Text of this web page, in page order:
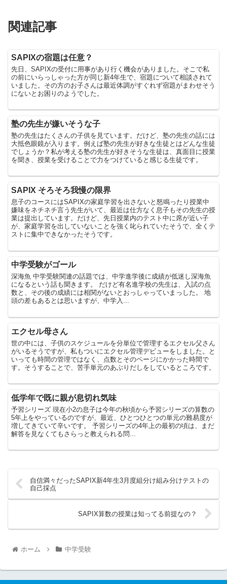
関連記事
SAPIXの宿題は任意？
先日、SAPIXの受付に用事があり行く機会がありました。そこで私
の前にいらっしゃった方が同じ新4年生で、宿題について相談されて
いました。その方のお子さんは最近体調がすぐれず宿題がまわせそう
にないとお困りのようでした。
塾の先生が嫌いそうな子
塾の先生はたくさんの子供を見ています。だけど、塾の先生の話には
大抵色眼鏡が入ります。例えば塾の先生が好きな生徒とはどんな生徒
でしょうか？私が考える塾の先生が好きそうな生徒は、真面目に授業
を聞き、授業を受けることで力をつけていると感じる生徒です。
SAPIX そろそろ我慢の限界
息子のコースにはSAPIXの家庭学習を出さないと怒鳴ったり授業中
嫌味をネチネチ言う先生がいて、最近は仕方なく息子もその先生の授
業は提出しています。だけど、先日授業内のテスト中に席が近い子
が、家庭学習を出していないことを強く叱られていたそうで、全くテ
ストに集中できなかったそうです。
中学受験がゴール
深海魚 中学受験関連の話題では、中学進学後に成績が低迷し深海魚
になるという話も聞きます。 だけど有名進学校の先生は、入試の点
数と、その後の成績には相関がないとおっしゃっていまっした。 地
頭の差もあるとは思いますが、中学入...
エクセル母さん
世の中には、子供のスケジュールを分単位で管理するエクセル父さん
がいるそうですが、私もついにエクセル管理デビューをしました。と
いっても時間の管理ではなく、点数とそのページにかかった時間で
す。そうすることで、苦手単元のあぶりだしをしているところです。
低学年で既に親が息切れ気味
予習シリーズ 現在小2の息子は今年の秋頃から予習シリーズの算数の
5年上をやっているのですが、最近、ひとつひとつの単元の難易度が
増してきていて辛いです。 予習シリーズの4年上の最初の頃は、まだ
解答を見なくてもさらっと教えられる問...
自信満々だったSAPIX新4年生3月度組分け組み分けテストの
自己採点
SAPIX算数の授業は知ってる前提なの？
ホーム 中学受験